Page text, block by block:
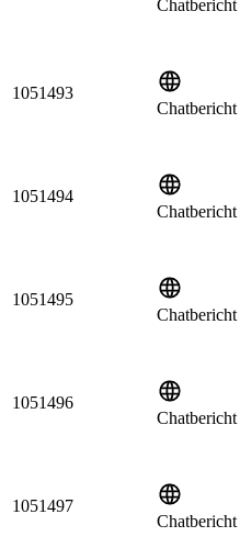
Chatbericht
1051493
Chatbericht
1051494
Chatbericht
1051495
Chatbericht
1051496
Chatbericht
1051497
Chatbericht